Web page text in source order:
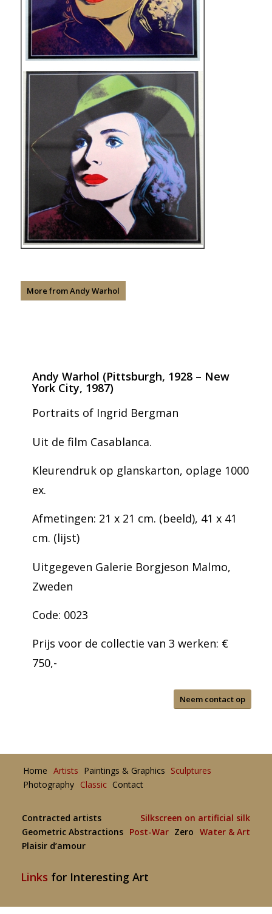
More from Andy Warhol
Andy Warhol (Pittsburgh, 1928 – New
York City, 1987)
Portraits of Ingrid Bergman
Uit de film Casablanca.
Kleurendruk op glanskarton, oplage 1000
ex.
Afmetingen: 21 x 21 cm. (beeld), 41 x 41
cm. (lijst)
Uitgegeven Galerie Borgjeson Malmo,
Zweden
Code: 0023
Prijs voor de collectie van 3 werken: €
750,-
Neem contact op
Home Artists Paintings & Graphics Sculptures
Photography Classic Contact
Contracted artists
Silkscreen on artificial silk
Geometric Abstractions
Post-War Zero Water & Art
Plaisir d’amour
Links for Interesting Art